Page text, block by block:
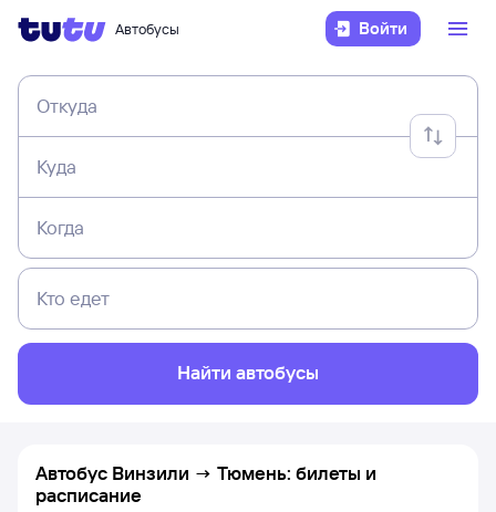
Автобусы Войти
Откуда
Куда
Когда
Кто едет
Найти автобусы
Автобус Винзили → Тюмень: билеты и
расписание